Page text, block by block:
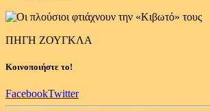
ΠΗΓΗ ΖΟΥΓΚΛΑ
Κοινοποιήστε το!
FacebookTwitter